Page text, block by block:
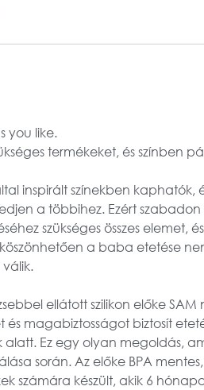
you like.
termékeket, és színben
inspirált színekben kaphatók,
a többihez. Ezért
szükséges összes elemet,
a baba etetése
válik.
ellátott szilikon előke SAM
magabiztosságot biztosít
alatt. Ez egy olyan megoldás,
során. Az előke BPA
számára készült, akik 6